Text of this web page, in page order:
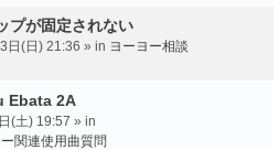
プが固定されない
日(日) 21:36 » in ヨーヨー相談
Ebata 2A
(土) 19:57 » in
関連使用曲質問